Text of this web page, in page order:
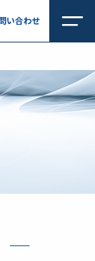
い合わせ